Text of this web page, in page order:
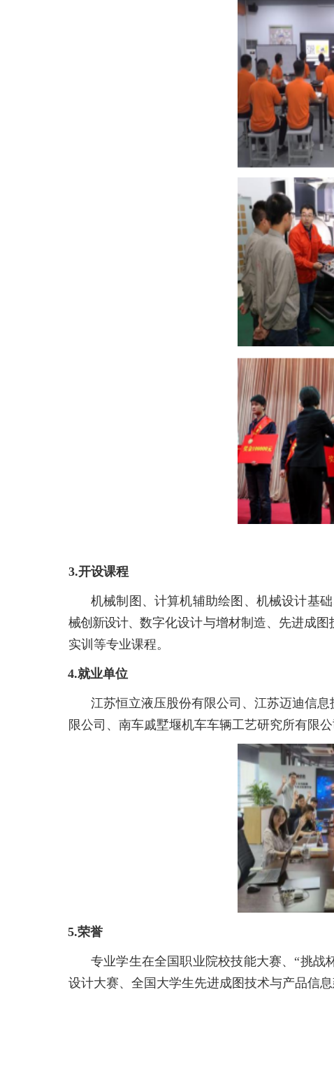
3.开设课程
机械制图、计算机辅助绘图、机械设计基
械创新设计、数字化设计与增材制造、先进成
实训等专业课程。
4.就业单位
江苏恒立液压股份有限公司、江苏迈迪信息
限公司、南车戚墅堰机车车辆工艺研究所有限
5.荣誉
专业学生在全国职业院校技能大赛、“挑战
设计大赛、 全国大学生先进成图技术与产品信